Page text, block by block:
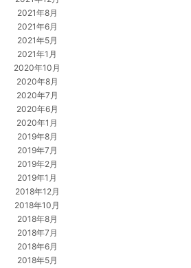
2021年8月
2021年6月
2021年5月
2021年1月
2020年10月
2020年8月
2020年7月
2020年6月
2020年1月
2019年8月
2019年7月
2019年2月
2019年1月
2018年12月
2018年10月
2018年8月
2018年7月
2018年6月
2018年5月